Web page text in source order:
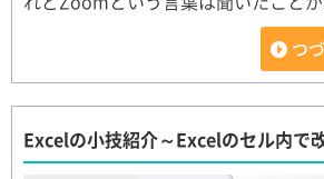
つ
Excelの小技紹介～Excelのセル内で